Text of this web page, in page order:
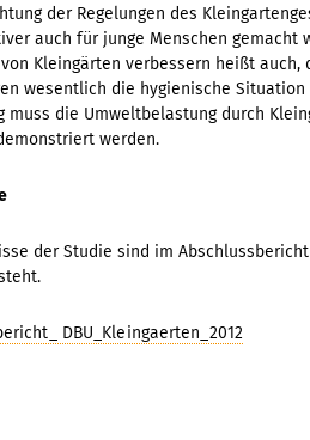
der Regelungen des
auch für junge Menschen gemacht
Kleingärten verbessern heißt auch,
wesentlich die hygienische
muss die Umweltbelastung durch
werden.
der Studie sind im
DBU_Kleingaerten_2012